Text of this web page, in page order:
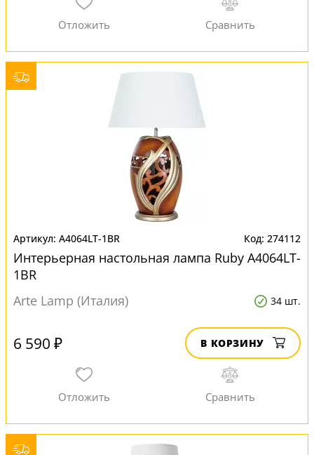
A4064LT-1BR 274112
Интерьерная настольная лампа Ruby A4064LT-
1BR
Arte Lamp (Италия)
34 шт.
6 590 ₽ В КОРЗИНУ